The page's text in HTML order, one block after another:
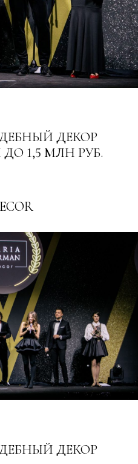
ДЕКОР
1,5 МЛН РУБ.
ДЕКОР